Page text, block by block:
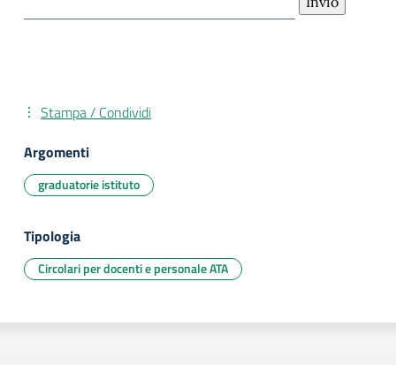
Stampa / Condividi
Argomenti
graduatorie istituto
Tipologia
Circolari per docenti e personale ATA